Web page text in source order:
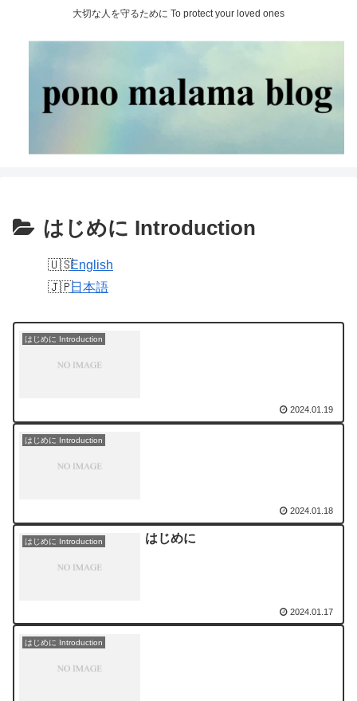
大切な人を守るために To protect your loved ones
はじめに Introduction
English
日本語
はじめに Introduction
2024.01.19
はじめに Introduction
2024.01.18
はじめに Introduction はじめに
2024.01.17
はじめに Introduction